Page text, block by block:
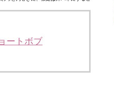
ートボブ